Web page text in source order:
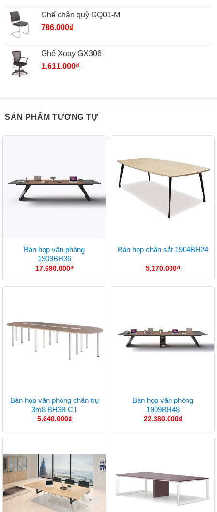
Ghế chân quỳ GQ01-M
786.000₫
Ghế Xoay GX306
1.611.000₫
SẢN PHẨM TƯƠNG TỰ
Bàn họp văn phòng
1909BH36
17.690.000₫
Bàn họp chân sắt 1904BH24
5.170.000₫
Bàn họp văn phòng chân trụ
3m8 BH38-CT
5.640.000₫
Bàn họp văn phòng
1909BH48
22.380.000₫